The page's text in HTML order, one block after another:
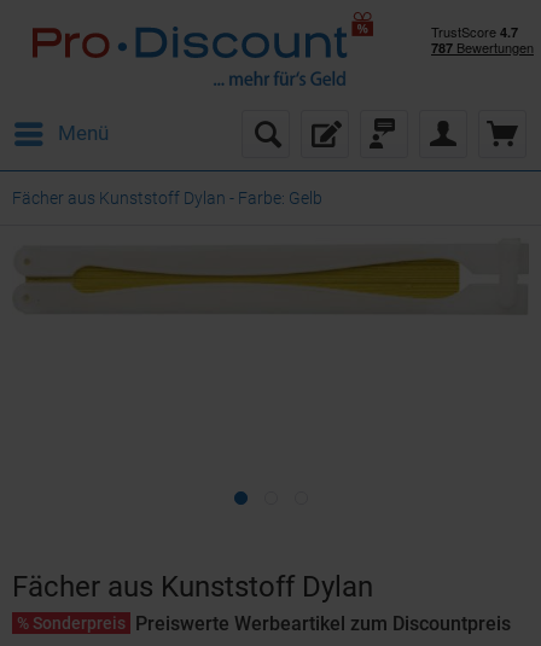
Menü
Fächer aus Kunststoff Dylan - Farbe: Gelb
Fächer aus Kunststoff Dylan
% Sonderpreis Preiswerte Werbeartikel zum Discountpreis